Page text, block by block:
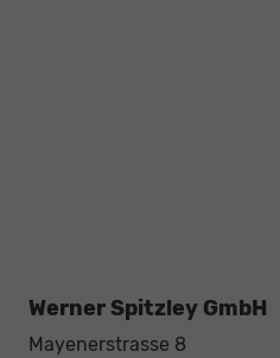
Werner Spitzley GmbH
Mayenerstrasse 8